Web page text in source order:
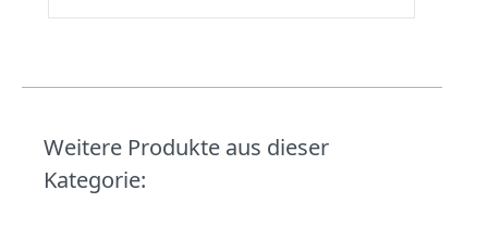
Weitere Produkte aus dieser
Kategorie: